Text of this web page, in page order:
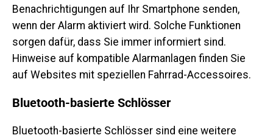
Benachrichtigungen auf Ihr Smartphone senden,
wenn der Alarm aktiviert wird. Solche Funktionen
sorgen dafür, dass Sie immer informiert sind.
Hinweise auf kompatible Alarmanlagen finden Sie
auf Websites mit speziellen Fahrrad-Accessoires.
Bluetooth-basierte Schlösser
Bluetooth-basierte Schlösser sind eine weitere